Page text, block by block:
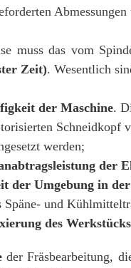
muss das vom
Zeit). Wesentlich
der Maschine.
Schneidkopf
werden;
der
der Umgebung in
Späne- und
des Werkstücks
der Fräsbearbeitung,